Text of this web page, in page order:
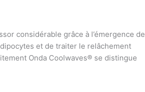
considérable grâce à l’émergence de
et de traiter le relâchement
Onda Coolwaves® se distingue